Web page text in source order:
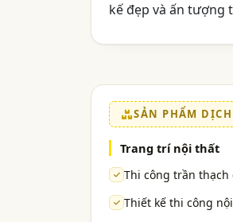
kế đẹp và ấn tượng
SẢN PHẨM DỊCH
Trang trí nội thất
Thi công trần thạch
Thiết kế thi công